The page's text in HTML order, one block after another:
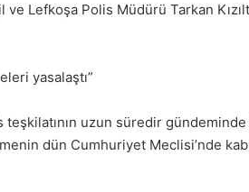
ve Lefkoşa Polis Müdürü Tarkan
yasalaştı”
teşkilatının uzun süredir
dün Cumhuriyet Meclisi’nde
Aralık
2025,
Gıynık
Medya